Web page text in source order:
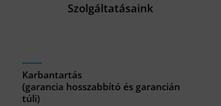
Szolgáltatásaink
Karbantartás
(garancia hosszabbító és garancián
túli)